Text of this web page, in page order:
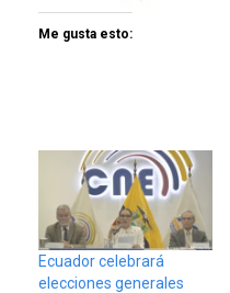
Me gusta esto:
Ecuador celebrará
elecciones generales